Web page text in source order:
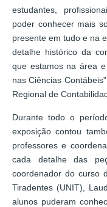
estudantes,
poder conhecer mais
presente em tudo e na
detalhe histórico da
que estamos na área
nas Ciências
Regional de
Durante todo o
exposição contou
professores e
cada detalhe das
coordenador do curso
Tiradentes (UNIT),
alunos puderam